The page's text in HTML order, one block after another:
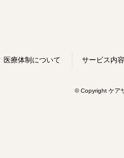
医療体制について サービス内容
© Copyright ケア